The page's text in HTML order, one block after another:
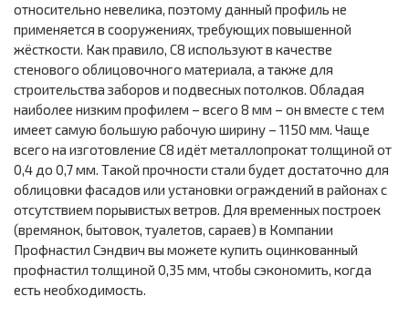
относительно невелика, поэтому данный профиль не
применяется в сооружениях, требующих повышенной
жёсткости. Как правило, С8 используют в качестве
стенового облицовочного материала, а также для
строительства заборов и подвесных потолков. Обладая
наиболее низким профилем – всего 8 мм – он вместе с тем
имеет самую большую рабочую ширину – 1150 мм. Чаще
всего на изготовление С8 идёт металлопрокат толщиной от
0,4 до 0,7 мм. Такой прочности стали будет достаточно для
облицовки фасадов или установки ограждений в районах с
отсутствием порывистых ветров. Для временных построек
(времянок, бытовок, туалетов, сараев) в Компании
Профнастил Сэндвич вы можете купить оцинкованный
профнастил толщиной 0,35 мм, чтобы сэкономить, когда
есть необходимость.